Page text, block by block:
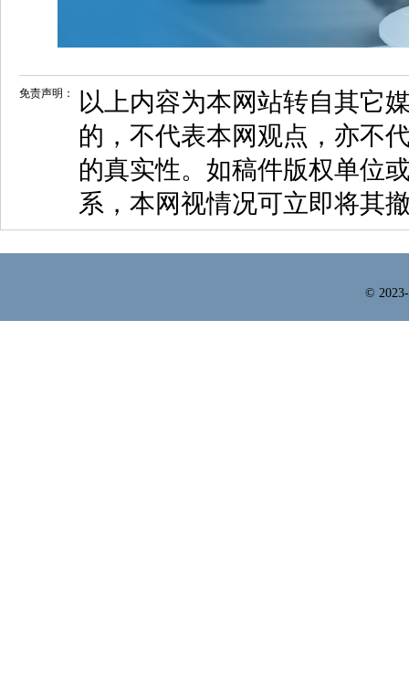
免责声明：
以上内容为本网站转自其它
的，不代表本网观点，亦不
的真实性。如稿件版权单位
系，本网视情况可立即将其
©